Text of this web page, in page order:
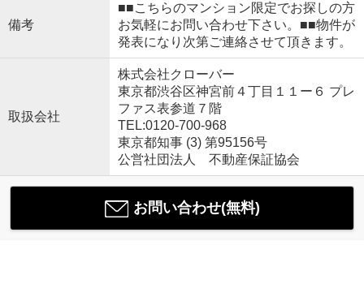
備考
■■こちらのマンション限定でお探しの方
お気軽にお問い合わせ下さい。■■物件が
発表になり次第ご連絡させて頂きます。
取扱会社
株式会社クローバー
東京都渋谷区神宮前４丁目１１ー６ プレ
ファス表参道７階
TEL:0120-700-968
東京都知事 (3) 第95156号
公営社団法人 不動産保証協会
お問い合わせ(無料)